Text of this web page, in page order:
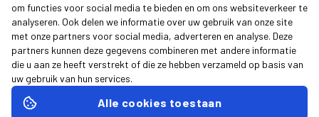
Cookie Statement
Disclaimer
KvK: 57722102
om functies voor social media te bieden en om ons websiteverkeer te
analyseren. Ook delen we informatie over uw gebruik van onze site
met onze partners voor social media, adverteren en analyse. Deze
partners kunnen deze gegevens combineren met andere informatie
die u aan ze heeft verstrekt of die ze hebben verzameld op basis van
uw gebruik van hun services.
Alle cookies toestaan